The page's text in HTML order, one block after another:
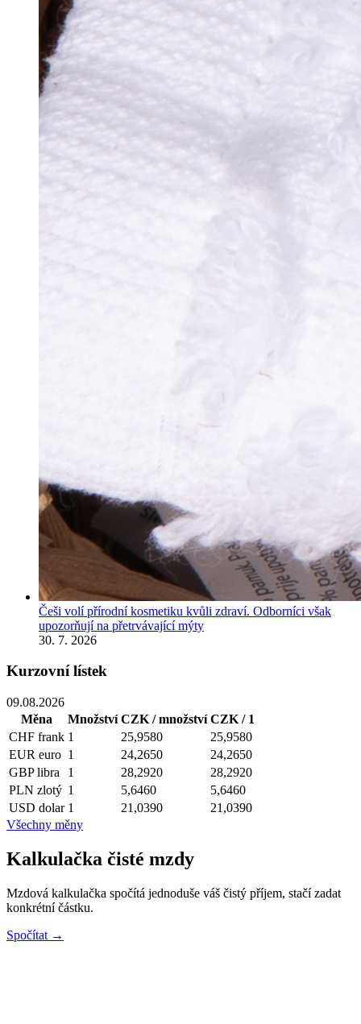
Češi volí přírodní kosmetiku kvůli zdraví. Odborníci však
upozorňují na přetrvávající mýty
30. 7. 2026
Kurzovní lístek
09.08.2026
Měna
Množství CZK / množství CZK / 1
CHF frank 1 25,9580
25,9580
EUR euro 1 24,2650
24,2650
GBP libra 1 28,2920
28,2920
PLN zlotý 1 5,6460
5,6460
USD dolar 1 21,0390
21,0390
Všechny měny
Kalkulačka čisté mzdy
Mzdová kalkulačka spočítá jednoduše váš čistý příjem, stačí zadat
konkrétní částku.
Spočítat →